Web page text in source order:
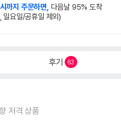
까지 주문하면, 다음날 95% 도착
일요일/공휴일 제외)
후기 63
저격 상품